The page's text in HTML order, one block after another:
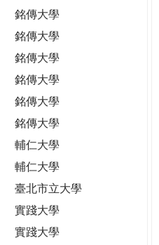
銘傳大學
銘傳大學
銘傳大學
銘傳大學
銘傳大學
銘傳大學
輔仁大學
輔仁大學
臺北市立大學
實踐大學
實踐大學